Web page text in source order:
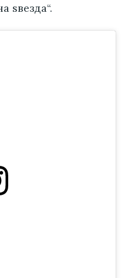
ѕвезда“.